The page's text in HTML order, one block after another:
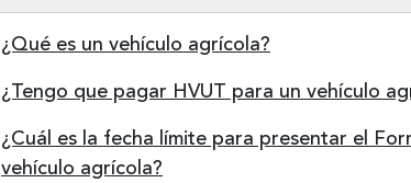
¿Qué es un vehículo agrícola?
¿Tengo que pagar HVUT para un vehículo
¿Cuál es la fecha límite para presentar el
vehículo agrícola?